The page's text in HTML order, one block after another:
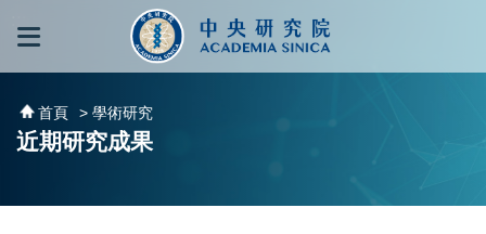
跳到主要內容區塊
首頁 > 學術研究
近期研究成果